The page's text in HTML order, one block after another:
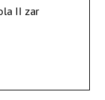
II zar